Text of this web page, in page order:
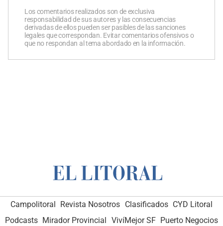
Los comentarios realizados son de exclusiva
responsabilidad de sus autores y las consecuencias
derivadas de ellos pueden ser pasibles de las sanciones
legales que correspondan. Evitar comentarios ofensivos o
que no respondan al tema abordado en la información.
Campolitoral Revista Nosotros Clasificados CYD Litoral
Podcasts Mirador Provincial VivíMejor SF Puerto Negocios